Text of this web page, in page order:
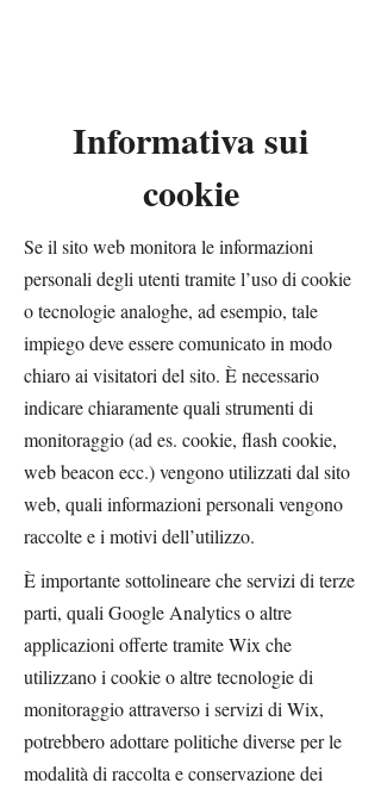
Informativa sui
cookie
Se il sito web monitora le informazioni
personali degli utenti tramite l’uso di cookie
o tecnologie analoghe, ad esempio, tale
impiego deve essere comunicato in modo
chiaro ai visitatori del sito. È necessario
indicare chiaramente quali strumenti di
monitoraggio (ad es. cookie, flash cookie,
web beacon ecc.) vengono utilizzati dal sito
web, quali informazioni personali vengono
raccolte e i motivi dell’utilizzo.
È importante sottolineare che servizi di terze
parti, quali Google Analytics o altre
applicazioni offerte tramite Wix che
utilizzano i cookie o altre tecnologie di
monitoraggio attraverso i servizi di Wix,
potrebbero adottare politiche diverse per le
modalità di raccolta e conservazione dei